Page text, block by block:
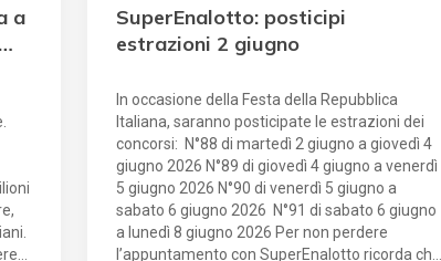
a
SuperEnalotto: posticipi
estrazioni 2 giugno
In occasione della Festa della Repubblica
Italiana, saranno posticipate le estrazioni dei
concorsi: N°88 di martedì 2 giugno a giovedì 4
giugno 2026 N°89 di giovedì 4 giugno a venerdì
5 giugno 2026 N°90 di venerdì 5 giugno a
sabato 6 giugno 2026 N°91 di sabato 6 giugno
a lunedì 8 giugno 2026 Per non perdere
l’appuntamento con SuperEnalotto ricorda che